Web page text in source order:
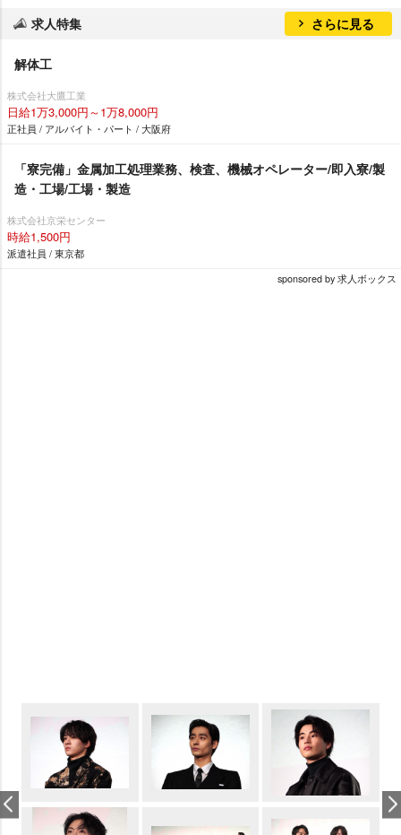
求人特集 さらに見る
解体工
株式会社大鷹工業
日給1万3,000円～1万8,000円
正社員 / アルバイト・パート / 大阪府
「寮完備」金属加工処理業務、検査、機械オペレーター/即入寮/製
造・工場/工場・製造
株式会社京栄センター
時給1,500円
派遣社員 / 東京都
sponsored by 求人ボックス